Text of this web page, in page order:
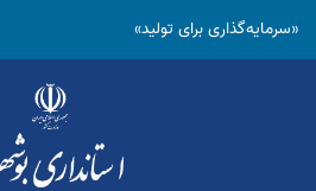
«سرمایه‌گذاری برای تولید»